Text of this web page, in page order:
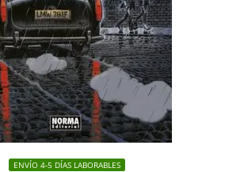
ENVÍO 4-5 DÍAS LABORABLES